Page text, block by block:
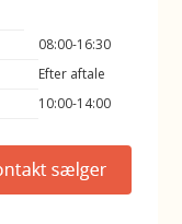
08:00-16:30
Efter aftale
10:00-14:00